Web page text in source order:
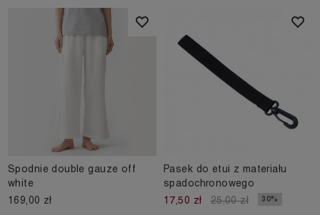
Spodnie double gauze off
white
169,00 zł
Pasek do etui z materiału
spadochronowego
17,50 zł
25,00 zł 30%